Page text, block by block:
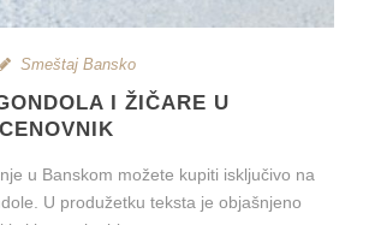
Smeštaj Bansko
I ŽIČARE U
u Banskom možete kupiti isključivo na
U produžetku teksta je objašnjeno